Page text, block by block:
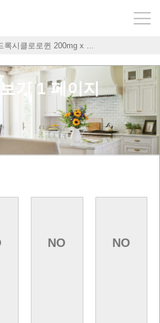
록시클로로퀸 200mg x …
기 1 페이지
NO NO